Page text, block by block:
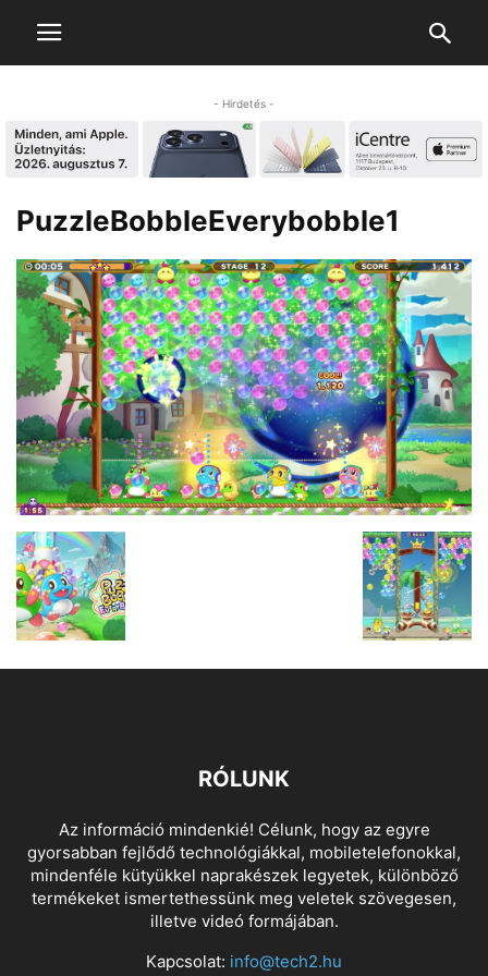
- Hirdetés -
PuzzleBobbleEverybobble1
RÓLUNK
Az információ mindenkié! Célunk, hogy az egyre
gyorsabban fejlődő technológiákkal, mobiletelefonokkal,
mindenféle kütyükkel naprakészek legyetek, különböző
termékeket ismertethessünk meg veletek szövegesen,
illetve videó formájában.
Kapcsolat: info@tech2.hu